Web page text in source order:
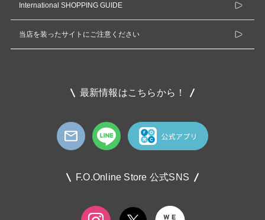
International SHOPPING GUIDE
当店を装ったサイトにご注意ください
最新情報はこちらから！
F.O.Online Store 公式SNS